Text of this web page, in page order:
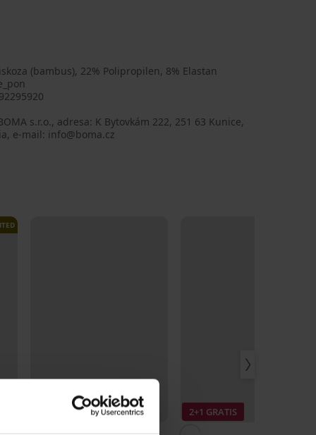
(bambus), 22% Polipropilen, 8% Elastan
s.r.o., adresa: K Bytovkám 222, 251 63 Kunice,
e-mail: info@boma.cz
Popust -30% 2+1 GRATIS